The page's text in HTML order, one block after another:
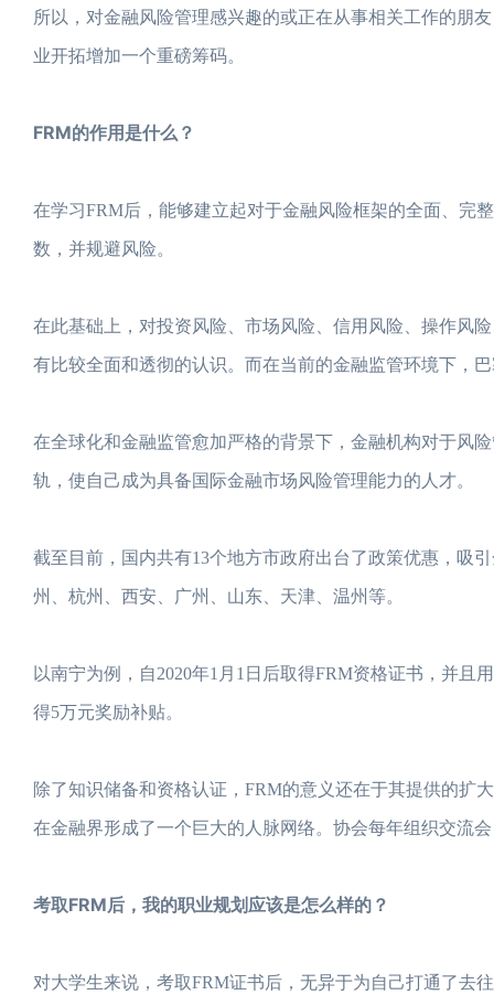
所以，对金融风险管理感兴趣的或正在从事相关工作的朋
业开拓增加一个重磅筹码。
FRM的作用是什么？
在学习FRM后，能够建立起对于金融风险框架的全面、完
数，并规避风险。
在此基础上，对投资风险、市场风险、信用风险、操作风
有比较全面和透彻的认识。而在当前的金融监管环境下，
在全球化和金融监管愈加严格的背景下，金融机构对于风
轨，使自己成为具备国际金融市场风险管理能力的人才。
截至目前，国内共有13个地方市政府出台了政策优惠，吸
州、杭州、西安、广州、山东、天津、温州等。
以南宁为例，自2020年1月1日后取得FRM资格证书，并
得5万元奖励补贴。
除了知识储备和资格认证，FRM的意义还在于其提供的扩
在金融界形成了一个巨大的人脉网络。协会每年组织交流
考取FRM后，我的职业规划应该是怎么样的？
对大学生来说，考取FRM证书后，无异于为自己打通了去